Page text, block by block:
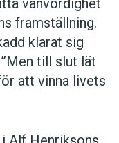
vanvördighet
framställning.
klarat sig
till slut lät
att vinna livets